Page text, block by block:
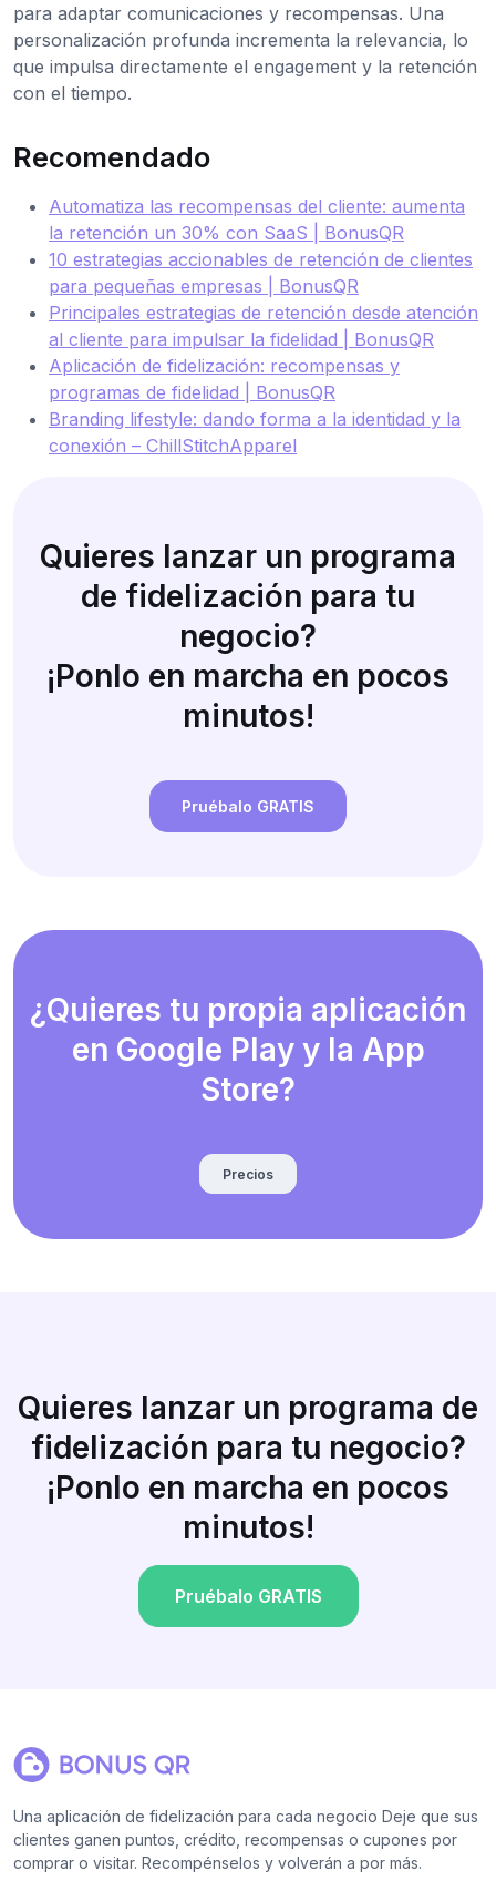
para adaptar comunicaciones y recompensas. Una
personalización profunda incrementa la relevancia, lo
que impulsa directamente el engagement y la retención
con el tiempo.
Recomendado
Automatiza las recompensas del cliente: aumenta
la retención un 30% con SaaS | BonusQR
10 estrategias accionables de retención de clientes
para pequeñas empresas | BonusQR
Principales estrategias de retención desde atención
al cliente para impulsar la fidelidad | BonusQR
Aplicación de fidelización: recompensas y
programas de fidelidad | BonusQR
Branding lifestyle: dando forma a la identidad y la
conexión – ChillStitchApparel
Quieres lanzar un programa
de fidelización para tu
negocio?
¡Ponlo en marcha en pocos
minutos!
Pruébalo GRATIS
¿Quieres tu propia aplicación
en Google Play y la App
Store?
Precios
Quieres lanzar un programa de
fidelización para tu negocio?
¡Ponlo en marcha en pocos
minutos!
Pruébalo GRATIS
Una aplicación de fidelización para cada negocio Deje que sus
clientes ganen puntos, crédito, recompensas o cupones por
comprar o visitar. Recompénselos y volverán a por más.